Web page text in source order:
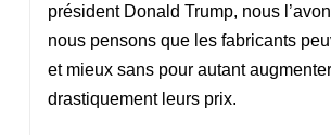
président Donald Trump, nous
nous pensons que les fabricants
et mieux sans pour autant augmenter
drastiquement leurs prix.